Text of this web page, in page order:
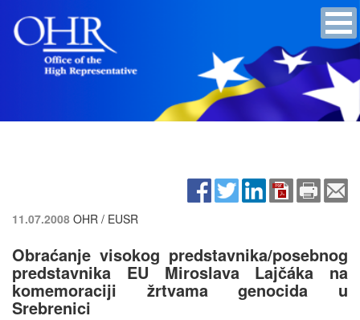
11.07.2008 OHR / EUSR
Obraćanje visokog predstavnika/posebnog
predstavnika EU Miroslava Lajčáka na
komemoraciji žrtvama genocida u
Srebrenici